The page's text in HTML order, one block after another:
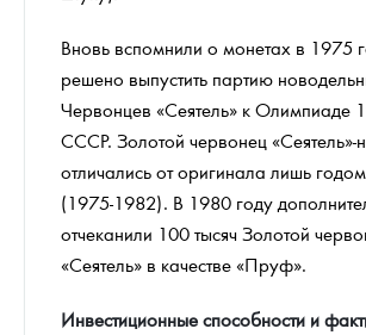
Вновь вспомнили о монетах в 1975
решено выпустить партию
Червонцев «Сеятель» к Олимпиаде
СССР. Золотой червонец «Сеятель»-
отличались от оригинала лишь
(1975-1982). В 1980 году
отчеканили 100 тысяч Золотой
«Сеятель» в качестве «Пруф».
Инвестиционные способности и